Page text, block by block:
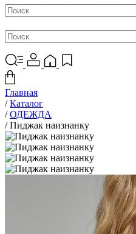
Главная
/ Каталог
/ ОДЕЖДА
/ Пиджак наизнанку